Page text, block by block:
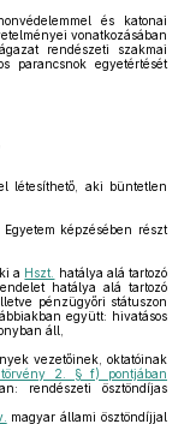
és katonai
vonatkozásában
rendészeti szakmai
parancsnok egyetértését
létesíthető, aki büntetlen
képzésében részt
a Hszt.
hatálya alá tartozó
hatálya alá tartozó
pénzügyőri státuszon
együtt: hivatásos
áll,
vezetőinek, oktatóinak
2. § f) pontjában
rendészeti ösztöndíjas
magyar állami ösztöndíjjal